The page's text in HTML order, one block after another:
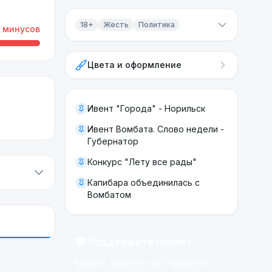
минусов 18+ Жесть Политика
ЖестьЦвета и оформление
Ивент "Города" - Норильск
Ивент Вомбата. Слово недели -
Губернатор
Конкурс "Лету все рады"
Капибара объединилась с
Вомбатом